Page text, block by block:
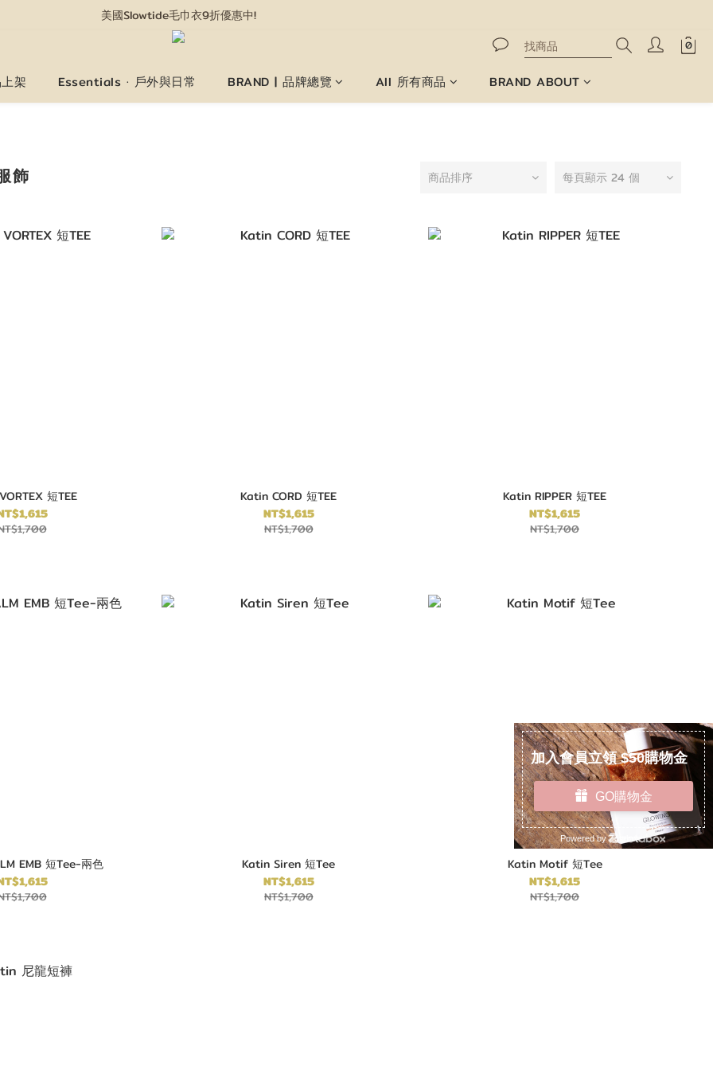
情人節限定禮盒8/3開賣!
美國Slowtide毛巾衣9折優惠中!
情人節限定禮盒8/3開賣!
架 Essentials · 戶外與日常 BRAND | 品牌總覽 All 所有商品 BRAND ABOUT
飾 商品排序 每頁顯示 24 個
短TEE
Katin CORD 短TEE
NT$1,615
NT$1,700
Katin RIPPER 短TEE
NT$1,615
NT$1,700
EMB 短Tee-兩色
Katin Siren 短Tee
NT$1,615
NT$1,700
Katin Motif 短Tee
NT$1,615
NT$1,700